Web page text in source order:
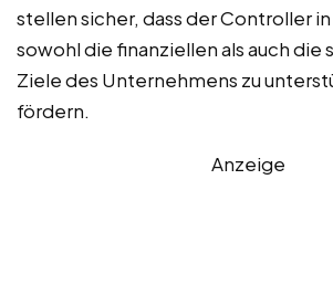
stellen sicher, dass der Controller
sowohl die finanziellen als auch die
Ziele des Unternehmens zu
fördern.
Anzeige